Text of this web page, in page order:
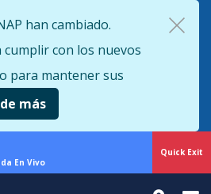
to
main
content
Quick Exit
han cambiado.
con los nuevos
para mantener sus
más
En Vivo